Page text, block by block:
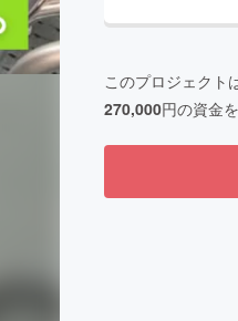
このプロジェクトは
270,000円の資金